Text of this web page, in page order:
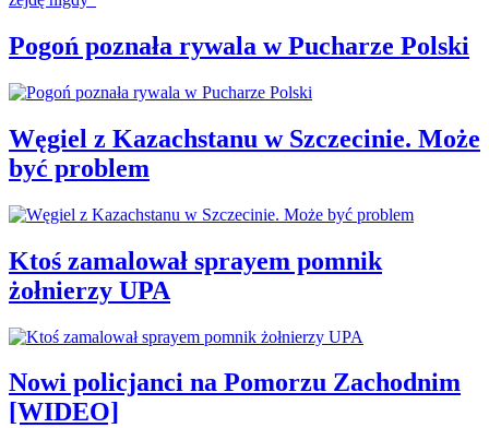
Pogoń poznała rywala w Pucharze Polski
Węgiel z Kazachstanu w Szczecinie. Może
być problem
Ktoś zamalował sprayem pomnik
żołnierzy UPA
Nowi policjanci na Pomorzu Zachodnim
[WIDEO]